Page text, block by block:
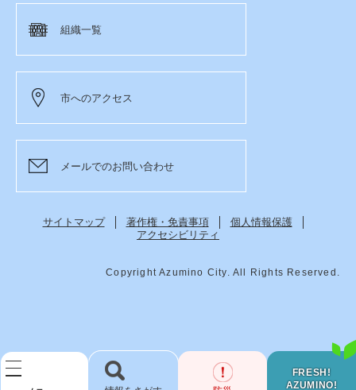
FRESH!
AZUMINO!
組織一覧
市へのアクセス
メールでのお問い合わせ
サイトマップ 著作権・免責事項
個人情報保護
アクセシビリティ
Copyright Azumino City. All Rights Reserved.